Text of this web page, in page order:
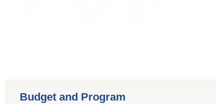
Budget and Program